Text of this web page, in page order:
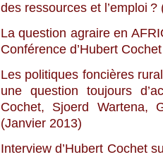
des ressources et l’emploi ?
La question agraire en
Conférence d’Hubert Cochet
Les politiques foncières
une question toujours
Cochet, Sjoerd Wartena,
(Janvier 2013)
Interview d’Hubert Cochet